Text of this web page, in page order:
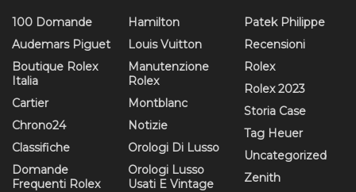
100 Domande
Audemars Piguet
Boutique Rolex
Italia
Cartier
Chrono24
Classifiche
Domande
Frequenti Rolex
Hamilton
Louis Vuitton
Manutenzione
Rolex
Montblanc
Notizie
Orologi Di Lusso
Orologi Lusso
Usati E Vintage
Patek Philippe
Recensioni
Rolex
Rolex 2023
Storia Case
Tag Heuer
Uncategorized
Zenith